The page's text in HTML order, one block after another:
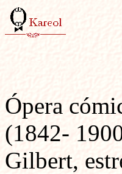
Ópera
(1842-
Gilbert,